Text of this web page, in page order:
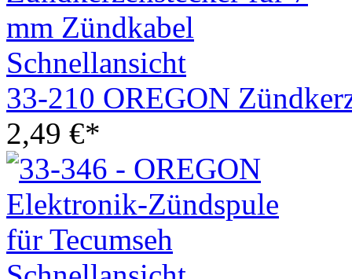
Schnellansicht
33-210 OREGON
2,49 €*